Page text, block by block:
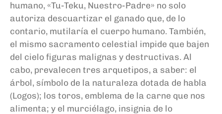
humano, «Tu-Teku, Nuestro-Padre» no solo
autoriza descuartizar el ganado que, de lo
contario, mutilaría el cuerpo humano. También,
el mismo sacramento celestial impide que bajen
del cielo figuras malignas y destructivas. Al
cabo, prevalecen tres arquetipos, a saber: el
árbol, símbolo de la naturaleza dotada de habla
(Logos); los toros, emblema de la carne que nos
alimenta; y el murciélago, insignia de lo